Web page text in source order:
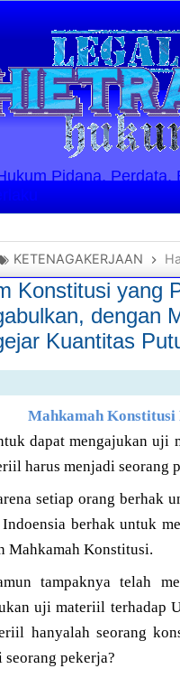
Pidana,
KETENAGAKERJAAN
Konstitusi yang
dengan
Kuantitas
Mahkamah
dapat mengajukan uji
harus menjadi seorang
setiap orang berhak
Indoensia berhak untuk
Mahkamah Konstitusi.
tampaknya telah
uji materiil terhadap
hanyalah seorang
seorang pekerja?